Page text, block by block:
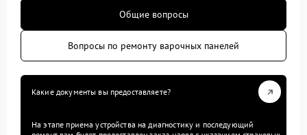
Общие вопросы
Вопросы по ремонту варочных панелей
Какие документы вы предоставляете?
На этапе приема устройства на диагностику и последующий